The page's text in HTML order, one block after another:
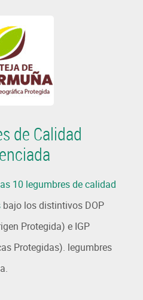
de Calidad
10 legumbres de calidad
bajo los distintivos DOP
Protegida) e IGP
Protegidas). legumbres